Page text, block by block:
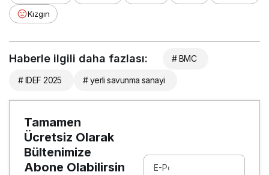
Kızgın
Haberle ilgili daha fazlası: # BMC
# IDEF 2025 # yerli savunma sanayi
Tamamen
Ücretsiz Olarak
Bültenimize
Abone Olabilirsin